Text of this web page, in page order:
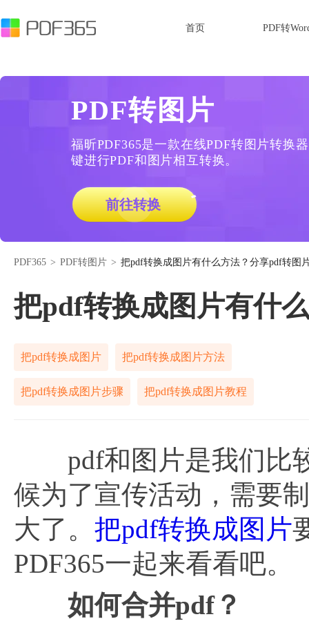
首页 PDF转
PDF转图片
福昕PDF365是一款在线PDF转图片转换
键进行PDF和图片相互转换。
前往转换
PDF365 > PDF转图片 > 把pdf转换成图片有什么方法？分享pdf转图
把pdf转换成图片有什
把pdf转换成图片 把pdf转换成图片方法
把pdf转换成图片步骤 把pdf转换成图片教程
pdf和图片是我们比较
候为了宣传活动，需要
大了。 把pdf转换成图片
PDF365一起来看看吧。
如何合并pdf？